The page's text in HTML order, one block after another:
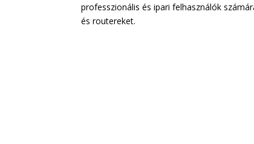
professzionális és ipari felhasználók
és routereket.